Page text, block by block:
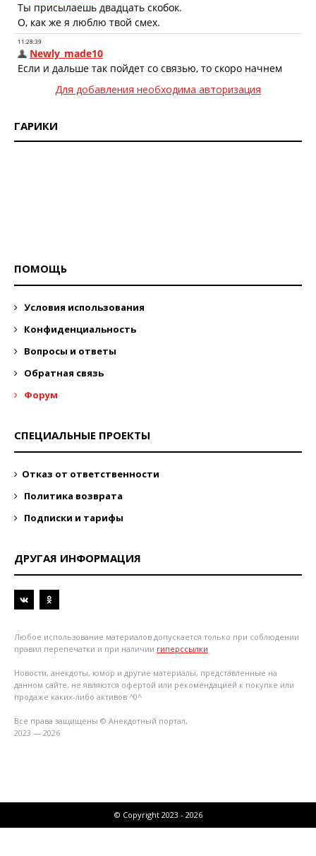
Для добавления необходима авторизация
ГАРИКИ
ПОМОЩЬ
Условия использования
Конфиденциальность
Вопросы и ответы
Обратная связь
Форум
СПЕЦИАЛЬНЫЕ ПРОЕКТЫ
Отказ от ответственности
Политика возврата
Подписки и тарифы
ДРУГАЯ ИНФОРМАЦИЯ
Любое использование материалов допускается только при соблюдении
правил перепечатки и при наличии гиперссылки
Новости, анекдоты, юмор и другие материалы, представленные на
данном сайте, не являются офертой или рекомендацией к покупке или
продаже каких-либо активов ^0^
Все права защищены © Анекдотный портал,
2023 — 2026
© Copyright 2023 - 2026